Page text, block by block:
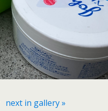
next in gallery »